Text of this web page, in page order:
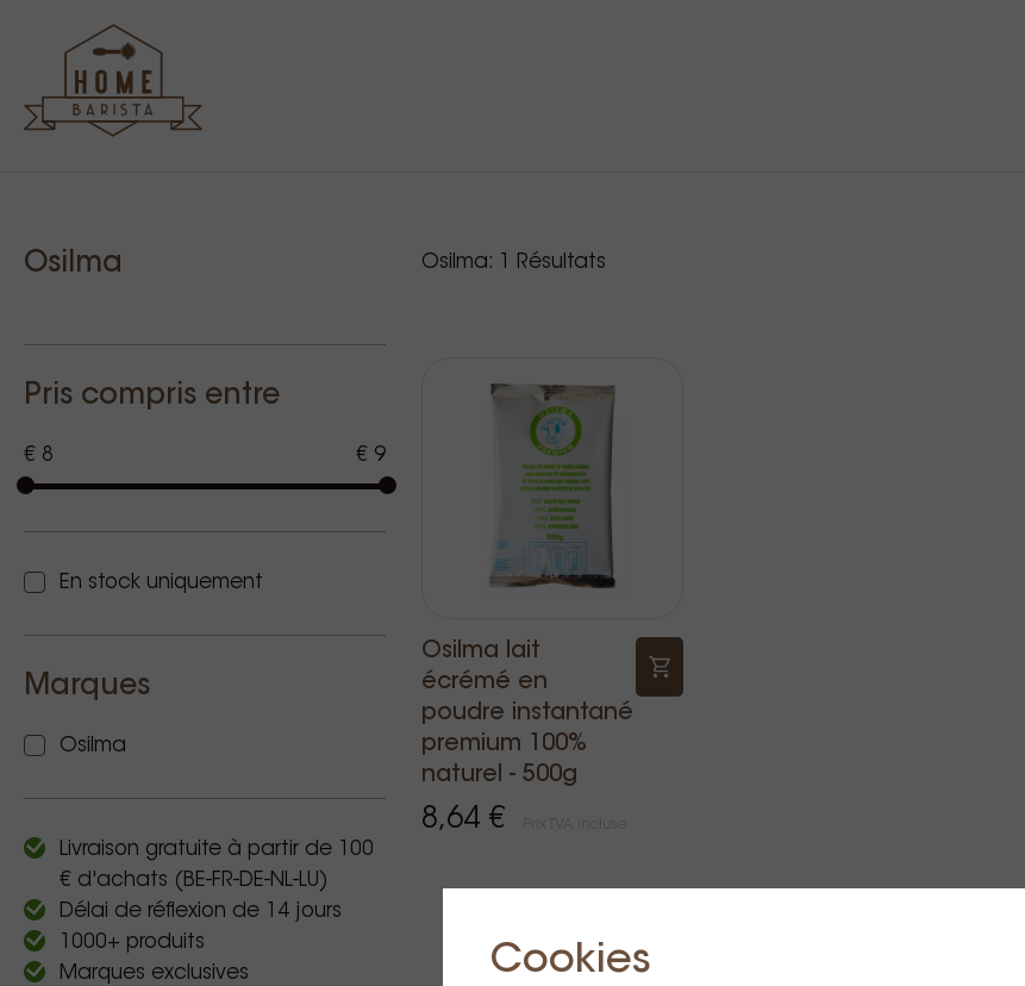
Sidebar
Osilma
Pris compris entre
€ 8 € 9
En stock uniquement
Marques
Osilma
Livraison gratuite à partir de 100
€ d'achats (BE-FR-DE-NL-LU)
Délai de réflexion de 14 jours
1000+ produits
Marques exclusives
Nos produits
Osilma: Résultats
Osilma lait
écrémé en
poudre instantané
premium 100%
naturel - 500g
8,64 €
Cookies